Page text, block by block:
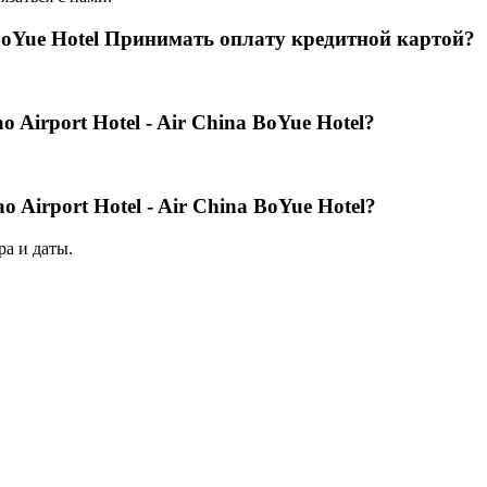
Hotel Принимать оплату кредитной картой?
Airport Hotel - Air China BoYue Hotel?
Airport Hotel - Air China BoYue Hotel?
и даты.